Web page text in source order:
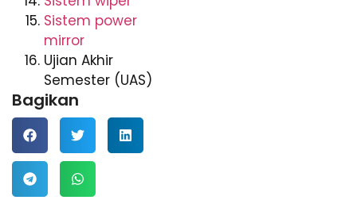
Sistem power
mirror
Ujian Akhir
Semester (UAS)
Bagikan